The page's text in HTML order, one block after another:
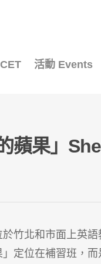
活動 Events
蘋果」
竹北和市面上英
定位在補習班，